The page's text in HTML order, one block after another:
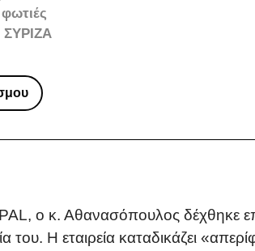
ΣΥΡΙΖΑ
ο κ. Αθανασόπουλος δέχθηκε
του. Η εταιρεία καταδικάζει